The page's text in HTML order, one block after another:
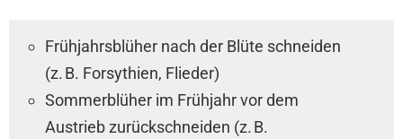
Frühjahrsblüher nach der Blüte schneiden
(z. B. Forsythien, Flieder)
Sommerblüher im Frühjahr vor dem
Austrieb zurückschneiden (z. B.